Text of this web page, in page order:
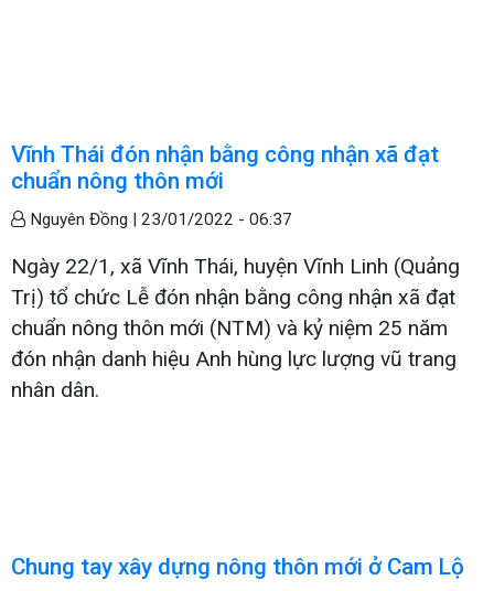
Vĩnh Thái đón nhận bằng công nhận xã đạt
chuẩn nông thôn mới
Nguyên Đồng | 23/01/2022 - 06:37
Ngày 22/1, xã Vĩnh Thái, huyện Vĩnh Linh (Quảng
Trị) tổ chức Lễ đón nhận bằng công nhận xã đạt
chuẩn nông thôn mới (NTM) và kỷ niệm 25 năm
đón nhận danh hiệu Anh hùng lực lượng vũ trang
nhân dân.
Chung tay xây dựng nông thôn mới ở Cam Lộ